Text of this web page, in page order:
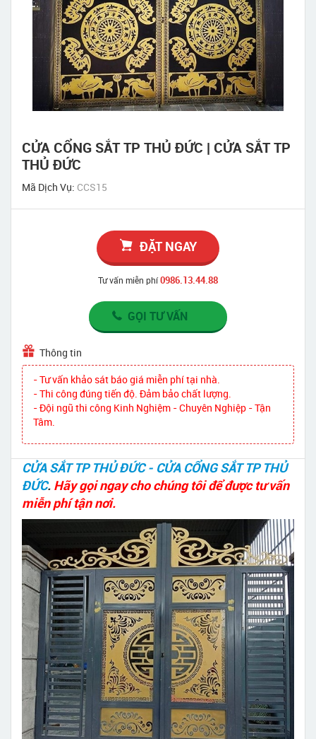
CỬA CỔNG SẮT TP THỦ ĐỨC | CỬA SẮT TP
THỦ ĐỨC
Mã Dịch Vụ: CCS15
ĐẶT NGAY
Tư vấn miễn phí0986.13.44.88
GỌI TƯ VẤN
Thông tin
- Tư vấn khảo sát báo giá miễn phí tại nhà.
- Thi công đúng tiến độ. Đảm bảo chất lượng.
- Đội ngũ thi công Kinh Nghiệm - Chuyên Nghiệp - Tận
Tâm.
CỬA SẮT TP THỦ ĐỨC - CỬA CỔNG SẮT TP THỦ
ĐỨC. Hãy gọi ngay cho chúng tôi để được tư vấn
miễn phí tận nơi.